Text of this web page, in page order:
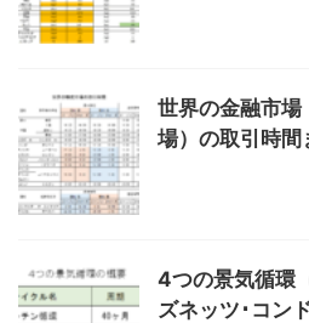
世界の金融市場
場）の取引時間
4つの景気循環
ズネッツ･コン